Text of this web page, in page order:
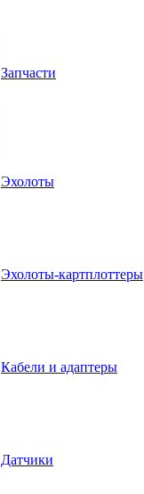
Запчасти
Эхолоты
Эхолоты-картплоттеры
Кабели и адаптеры
Датчики